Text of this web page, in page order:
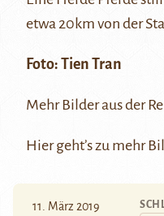
etwa 20km von der
Foto: Tien Tran
Mehr Bilder aus der
Hiergeht’s zu mehr
11. März 2019